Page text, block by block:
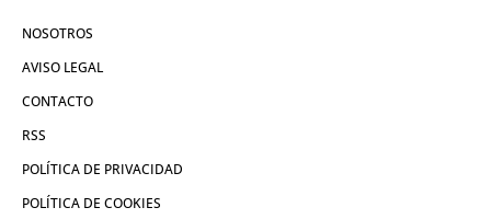
NOSOTROS
AVISO LEGAL
CONTACTO
RSS
POLÍTICA DE PRIVACIDAD
POLÍTICA DE COOKIES